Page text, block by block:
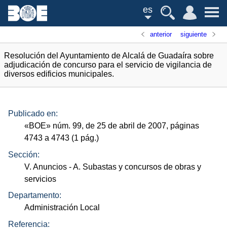
es
anterior siguiente
Resolución del Ayuntamiento de Alcalá de Guadaíra sobre
adjudicación de concurso para el servicio de vigilancia de
diversos edificios municipales.
Publicado en:
«BOE» núm. 99, de 25 de abril de 2007, páginas
4743 a 4743 (1 pág.)
Sección:
V. Anuncios - A. Subastas y concursos de obras y
servicios
Departamento:
Administración Local
Referencia: